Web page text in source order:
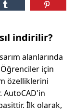
indirilir?
alanlarında
Öğrenciler için
özelliklerini
AutoCAD'in
İlk olarak,